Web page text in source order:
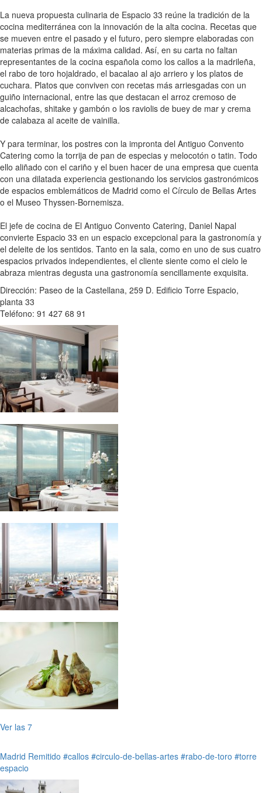
La nueva propuesta culinaria de Espacio 33 reúne la tradición de la
cocina mediterránea con la innovación de la alta cocina. Recetas que
se mueven entre el pasado y el futuro, pero siempre elaboradas con
materias primas de la máxima calidad. Así, en su carta no faltan
representantes de la cocina española como los callos a la madrileña,
el rabo de toro hojaldrado, el bacalao al ajo arriero y los platos de
cuchara. Platos que conviven con recetas más arriesgadas con un
guiño internacional, entre las que destacan el arroz cremoso de
alcachofas, shitake y gambón o los raviolis de buey de mar y crema
de calabaza al aceite de vainilla.
Y para terminar, los postres con la impronta del Antiguo Convento
Catering como la torrija de pan de especias y melocotón o tatin. Todo
ello aliñado con el cariño y el buen hacer de una empresa que cuenta
con una dilatada experiencia gestionando los servicios gastronómicos
de espacios emblemáticos de Madrid como el Círculo de Bellas Artes
o el Museo Thyssen-Bornemisza.
El jefe de cocina de El Antiguo Convento Catering, Daniel Napal
convierte Espacio 33 en un espacio excepcional para la gastronomía y
el deleite de los sentidos. Tanto en la sala, como en uno de sus cuatro
espacios privados independientes, el cliente siente como el cielo le
abraza mientras degusta una gastronomía sencillamente exquisita.
Dirección: Paseo de la Castellana, 259 D. Edificio Torre Espacio,
planta 33
Teléfono: 91 427 68 91
Ver las 7
Madrid Remitido #callos #circulo-de-bellas-artes #rabo-de-toro #torre
espacio